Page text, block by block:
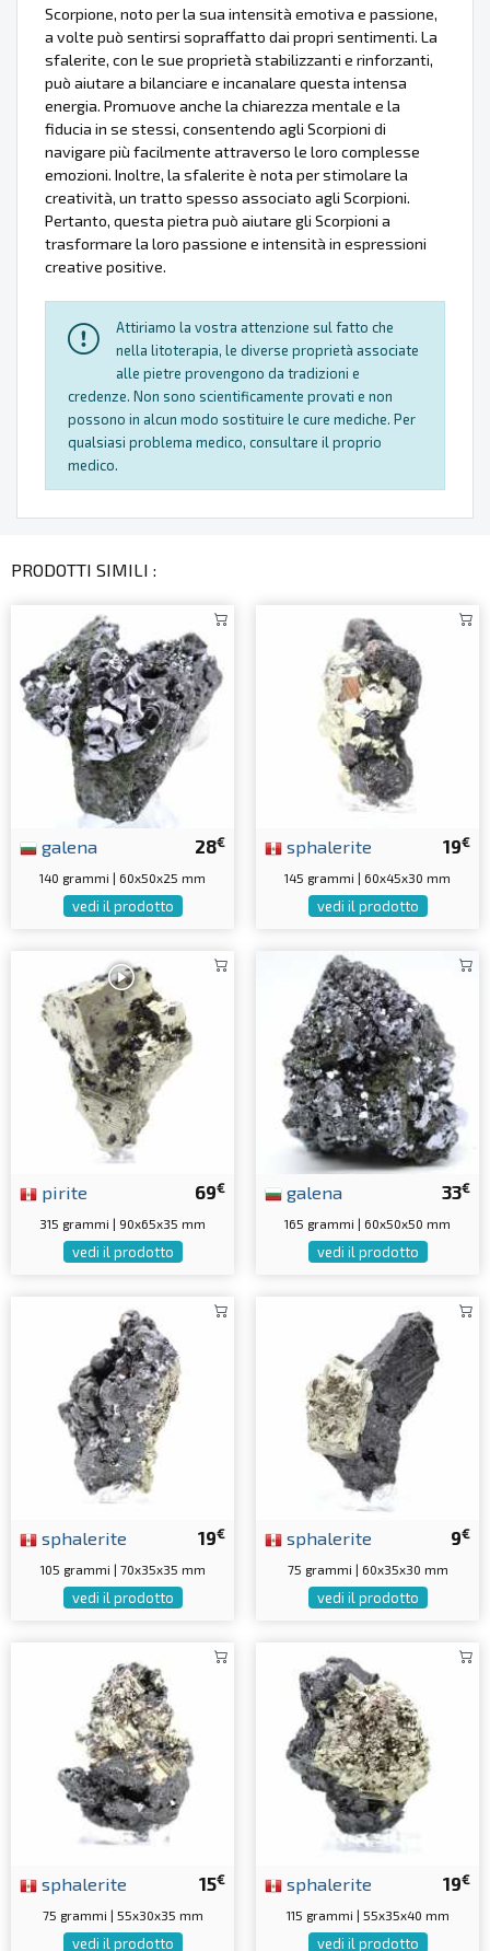
Scorpione, noto per la sua intensità emotiva e passione,
a volte può sentirsi sopraffatto dai propri sentimenti. La
sfalerite, con le sue proprietà stabilizzanti e rinforzanti,
può aiutare a bilanciare e incanalare questa intensa
energia. Promuove anche la chiarezza mentale e la
fiducia in se stessi, consentendo agli Scorpioni di
navigare più facilmente attraverso le loro complesse
emozioni. Inoltre, la sfalerite è nota per stimolare la
creatività, un tratto spesso associato agli Scorpioni.
Pertanto, questa pietra può aiutare gli Scorpioni a
trasformare la loro passione e intensità in espressioni
creative positive.
Attiriamo la vostra attenzione sul fatto che
nella litoterapia, le diverse proprietà associate
alle pietre provengono da tradizioni e
credenze. Non sono scientificamente provati e non
possono in alcun modo sostituire le cure mediche. Per
qualsiasi problema medico, consultare il proprio
medico.
PRODOTTI SIMILI :
28€
galena
140 grammi | 60x50x25 mm
vedi il prodotto
19€
sphalerite
145 grammi | 60x45x30 mm
vedi il prodotto
69€
pirite
315 grammi | 90x65x35 mm
vedi il prodotto
33€
galena
165 grammi | 60x50x50 mm
vedi il prodotto
19€
sphalerite
105 grammi | 70x35x35 mm
vedi il prodotto
9€
sphalerite
75 grammi | 60x35x30 mm
vedi il prodotto
15€
sphalerite
75 grammi | 55x30x35 mm
vedi il prodotto
19€
sphalerite
115 grammi | 55x35x40 mm
vedi il prodotto